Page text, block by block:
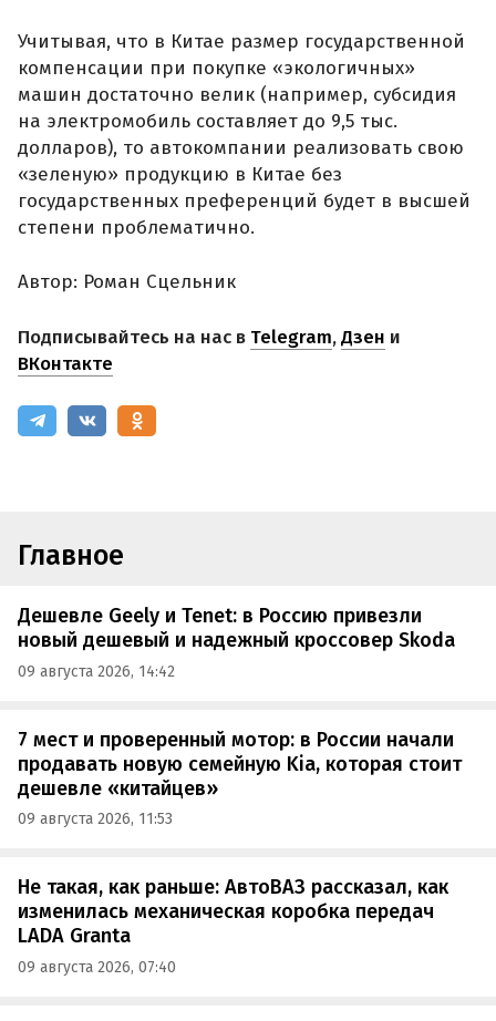
Учитывая, что в Китае размер государственной
компенсации при покупке «экологичных»
машин достаточно велик (например, субсидия
на электромобиль составляет до 9,5 тыс.
долларов), то автокомпании реализовать свою
«зеленую» продукцию в Китае без
государственных преференций будет в высшей
степени проблематично.
Автор: Роман Сцельник
Подписывайтесь на нас в Telegram,Дзен и
ВКонтакте
Главное
Дешевле Geely и Tenet: в Россию привезли
новый дешевый и надежный кроссовер Skoda
09 августа 2026, 14:42
7 мест и проверенный мотор: в России начали
продавать новую семейную Kia, которая стоит
дешевле «китайцев»
09 августа 2026, 11:53
Не такая, как раньше: АвтоВАЗ рассказал, как
изменилась механическая коробка передач
LADA Granta
09 августа 2026, 07:40